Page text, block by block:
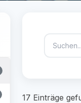
17 Einträge